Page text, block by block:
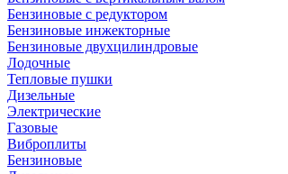
Бензиновые с редуктором
Бензиновые инжекторные
Бензиновые двухцилиндровые
Лодочные
Тепловые пушки
Дизельные
Электрические
Газовые
Виброплиты
Бензиновые